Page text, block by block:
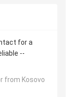
for a
--
from Kosovo